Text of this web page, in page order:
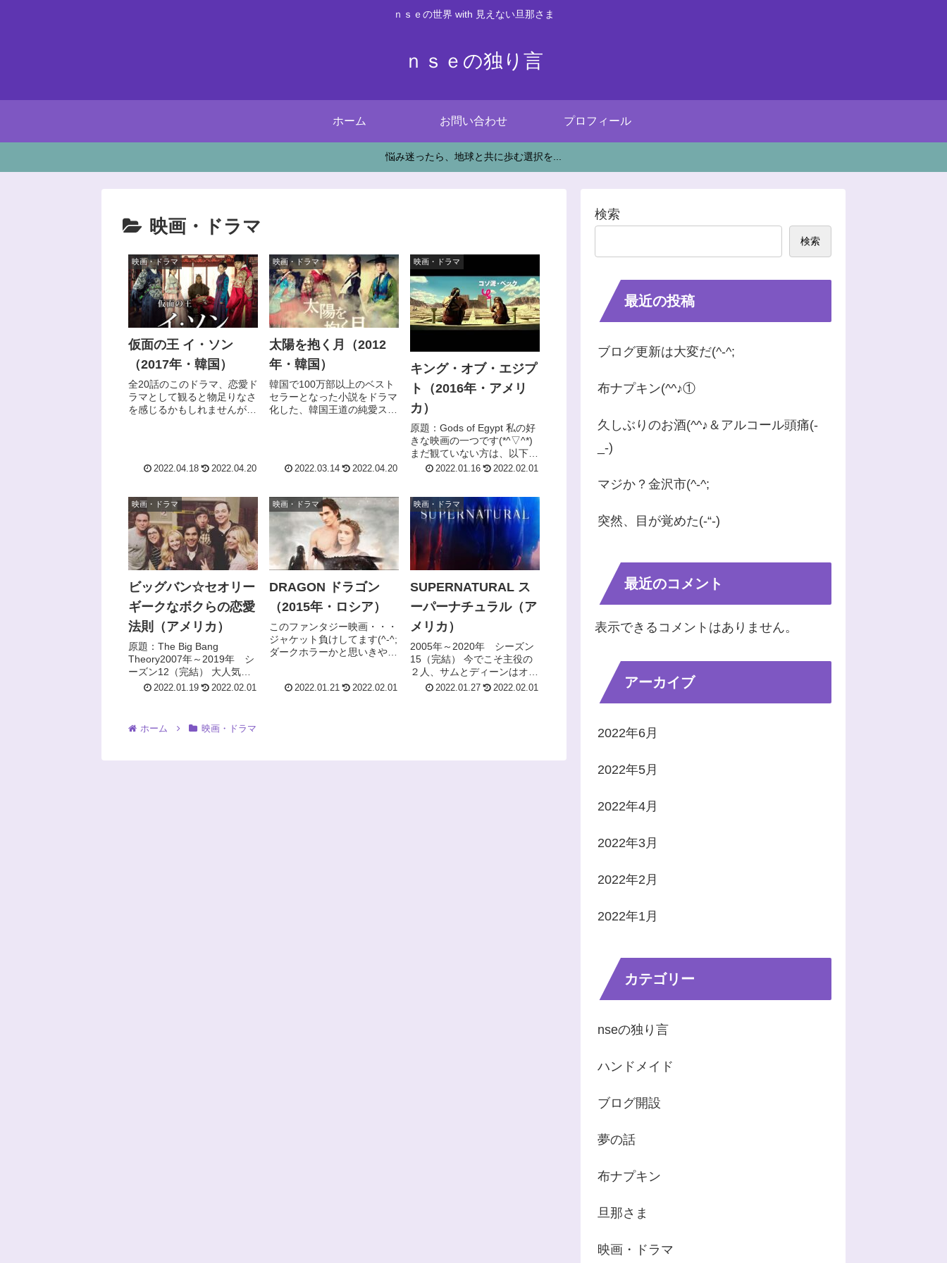
ｎｓｅの世界 with 見えない旦那さま
ｎｓｅの独り言
ホーム お問い合わせ プロフィール
悩み迷ったら、地球と共に歩む選択を...
映画・ドラマ
映画・ドラマ
仮面の王 イ・ソン
（2017年・韓国）
全20話のこのドラマ、恋愛ド
ラマとして観ると物足りなさ
を感じるかもしれませんが、
視聴率は、10％前後だったよ
2022.04.18 2022.04.20
映画・ドラマ
太陽を抱く月（2012
年・韓国）
韓国で100万部以上のベスト
セラーとなった小説をドラマ
化した、韓国王道の純愛スト
観た韓国ドラマは、冬のソナ
2022.03.14 2022.04.20
映画・ドラマ
キング・オブ・エジプ
ト（2016年・アメリ
カ）
原題：Gods of Egypt 私の好
きな映画の一つです(*^▽^*)
まだ観ていない方は、以下少
しネタバレを含むのでご注意
しようがなく、現時点で分か
ってい...
2022.01.16 2022.02.01
映画・ドラマ
ビッグバン☆セオリー
ギークなボクらの恋愛
法則（アメリカ）
原題：The Big Bang
Theory2007年～2019年 シ
ーズン12（完結） 大人気海
外ドラマ「ビッグバン･セオ
マの一つです！以下、少しネ
タバレを含むのでご注...
2022.01.19 2022.02.01
映画・ドラマ
DRAGON ドラゴン
（2015年・ロシア）
このファンタジー映画・・・
ジャケット負けしてます(^-^;
ダークホラーかと思いきや、
ので観ていない方は、ご注意
2022.01.21 2022.02.01
映画・ドラマ
SUPERNATURAL ス
ーパーナチュラル（ア
メリカ）
2005年～2020年 シーズン
15（完結） 今でこそ主役の
２人、サムとディーンはオッ
サンになったなぁ(^-^;と思い
2022.01.27 2022.02.01
ホーム 映画・ドラマ
検索
検索
最近の投稿
ブログ更新は大変だ(^-^;
布ナプキン(^^♪①
久しぶりのお酒(^^♪＆アルコール頭痛(-
_-)
マジか？金沢市(^-^;
突然、目が覚めた(-“-)
最近のコメント
表示できるコメントはありません。
アーカイブ
2022年6月
2022年5月
2022年4月
2022年3月
2022年2月
2022年1月
カテゴリー
nseの独り言
ハンドメイド
ブログ開設
夢の話
布ナプキン
旦那さま
映画・ドラマ